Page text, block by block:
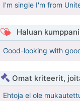
I'm single I'm from
Haluan
Good-looking with
Omat kriteerit,
Ehtoja ei ole